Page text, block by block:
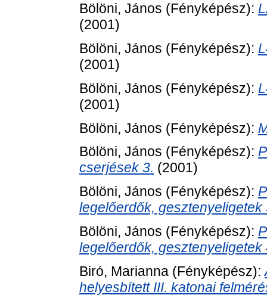
Bölöni, János (Fényképész):
(2001)
Bölöni, János (Fényképész):
(2001)
Bölöni, János (Fényképész):
(2001)
Bölöni, János (Fényképész):
Bölöni, János (Fényképész):
cserjések 3. (2001)
Bölöni, János (Fényképész):
legelőerdők, gesztenyeligetek
Bölöni, János (Fényképész):
legelőerdők, gesztenyeligetek
Biró, Marianna (Fényképész):
helyesbített III. katonai